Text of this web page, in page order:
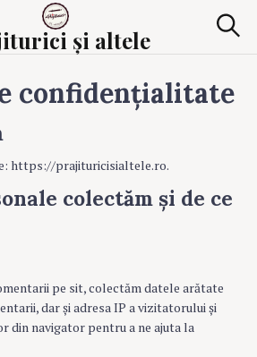
și altele
confidențialitate
https://prajituricisialtele.ro.
colectăm și de ce
pe sit, colectăm datele arătate
dar și adresa IP a vizitatorului și
din navigator pentru a ne ajuta la